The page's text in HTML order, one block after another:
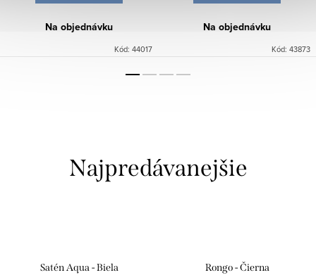
Na objednávku
Kód: 44017
Na objednávku
Kód: 43873
Najpredávanejšie
Satén Aqua - Biela Rongo - Čierna